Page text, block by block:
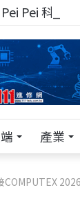
Pei 科技
產業
2026